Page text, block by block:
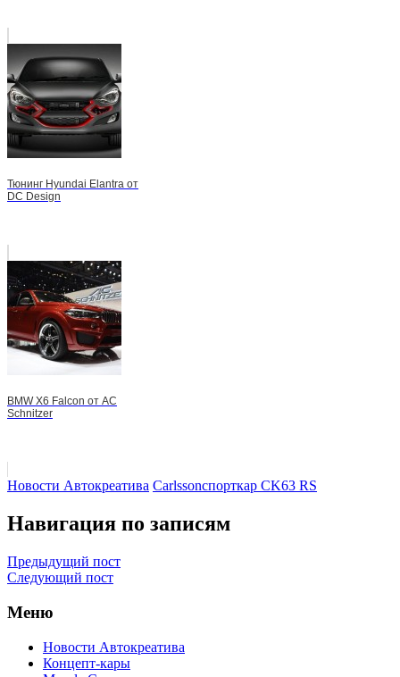
Тюнинг Hyundai Elantra от
DC Design
BMW X6 Falcon от AC
Schnitzer
Новости Автокреатива Carlssonспорткар CK63 RS
Навигация по записям
Предыдущий пост
Следующий пост
Меню
Новости Автокреатива
Концепт-кары